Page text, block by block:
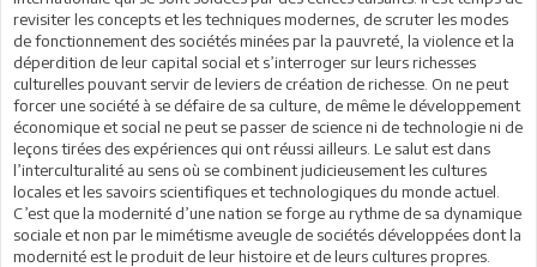
revisiter les concepts et les techniques modernes, de scruter les modes
de fonctionnement des sociétés minées par la pauvreté, la violence et la
déperdition de leur capital social et s’interroger sur leurs richesses
culturelles pouvant servir de leviers de création de richesse. On ne peut
forcer une société à se défaire de sa culture, de même le développement
économique et social ne peut se passer de science ni de technologie ni de
leçons tirées des expériences qui ont réussi ailleurs. Le salut est dans
l’interculturalité au sens où se combinent judicieusement les cultures
locales et les savoirs scientifiques et technologiques du monde actuel.
C’est que la modernité d’une nation se forge au rythme de sa dynamique
sociale et non par le mimétisme aveugle de sociétés développées dont la
modernité est le produit de leur histoire et de leurs cultures propres.